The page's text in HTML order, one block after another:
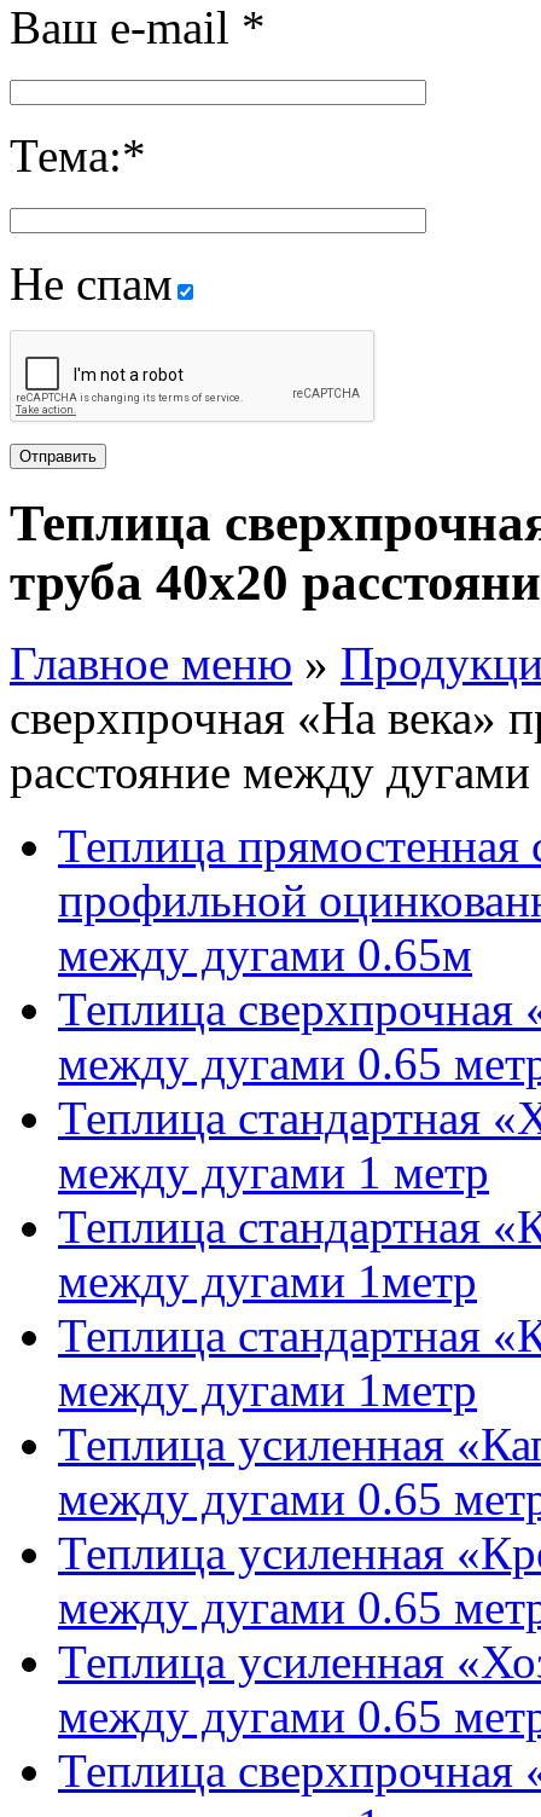
Ваш e-mail *
Тема:*
Не спам
Теплица
труба 40х20
Главное меню »
сверхпрочная «На века»
расстояние между
Теплица прямостенная
профильной
между дугами 0.65м
Теплица сверхпрочная
между дугами 0.65
Теплица стандартная
между дугами 1 метр
Теплица стандартная
между дугами 1метр
Теплица стандартная
между дугами 1метр
Теплица усиленная
между дугами 0.65
Теплица усиленная
между дугами 0.65
Теплица усиленная
между дугами 0.65
Теплица сверхпрочная